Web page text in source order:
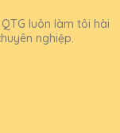
luôn làm tôi hài
nghiệp.